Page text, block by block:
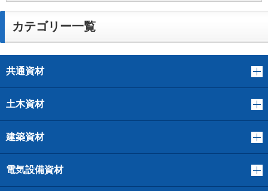
カテゴリー一覧
共通資材
土木資材
建築資材
電気設備資材